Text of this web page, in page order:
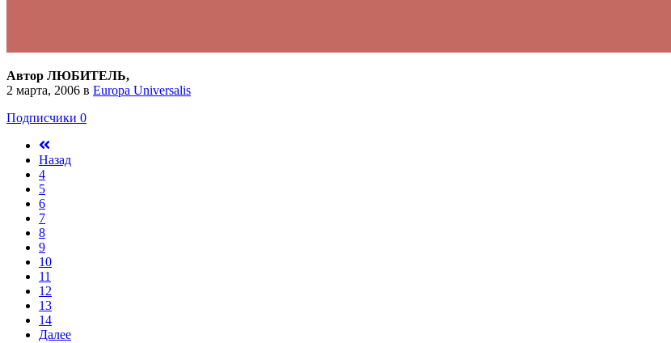
Автор ЛЮБИТЕЛЬ,
2 марта, 2006 в Europa Universalis
Подписчики 0
Назад
4
5
6
7
8
9
10
11
12
13
14
Далее